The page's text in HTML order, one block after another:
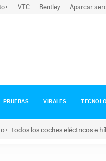
VTC Bentley Aparcar
PRUEBAS VIRALES
todos los coches eléctricos e